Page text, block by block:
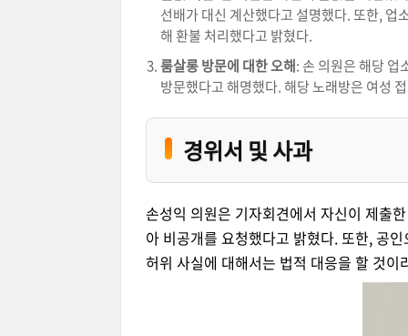
선배가 대신 계산했다고 설명했다. 또한, 업
해 환불 처리했다고 밝혔다.
룸살롱 방문에 대한 오해: 손 의원은 해당
방문했다고 해명했다. 해당 노래방은 여성
경위서 및 사과
손성익 의원은 기자회견에서 자신이 제출
아 비공개를 요청했다고 밝혔다. 또한, 공
허위 사실에 대해서는 법적 대응을 할 것이